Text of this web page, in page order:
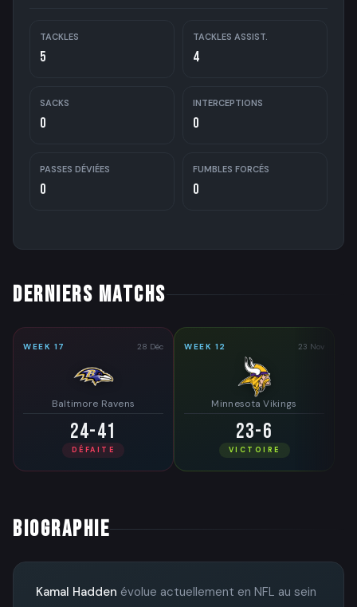
TACKLES
5
TACKLES ASSIST.
4
SACKS
0
INTERCEPTIONS
0
PASSES DÉVIÉES
0
FUMBLES FORCÉS
0
DERNIERS MATCHS
WEEK 17 28 Déc
Baltimore Ravens
24-41
DÉFAITE
WEEK 12 23 Nov
Minnesota Vikings
23-6
VICTOIRE
BIOGRAPHIE
Kamal Hadden évolue actuellement en NFL au sein